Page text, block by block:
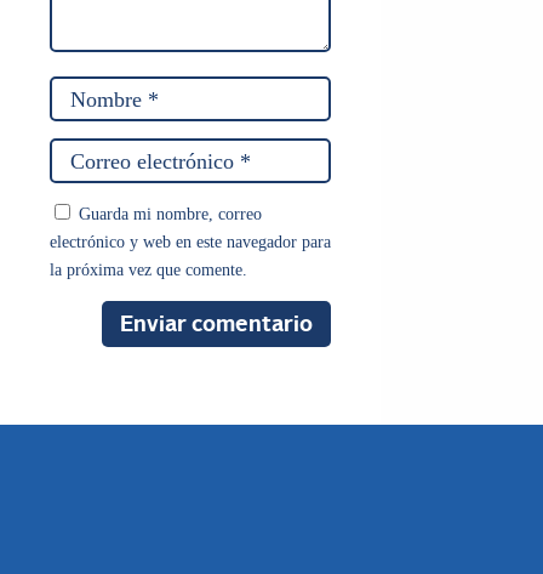
Guarda mi nombre, correo
electrónico y web en este navegador para
la próxima vez que comente.